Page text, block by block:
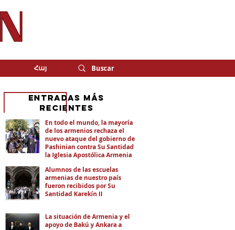
Հայ
En todo el mundo, la mayoría
de los armenios rechaza el
nuevo ataque del gobierno de
Pashinian contra Su Santidad y
la Iglesia Apostólica Armenia
Alumnos de las escuelas
armenias de nuestro país
fueron recibidos por Su
Santidad Karekín II
La situación de Armenia y el
apoyo de Bakú y Ankara a
eNTRADAS MÁS
RECIENTES